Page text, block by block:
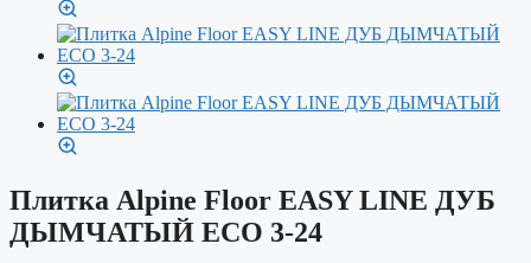
Плитка Alpine Floor EASY LINE ДУБ
ДЫМЧАТЫЙ ECO 3-24